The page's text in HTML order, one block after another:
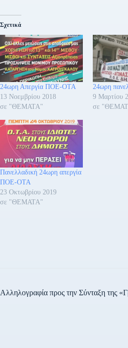
Σχετικά
24ωρη Απεργία ΠΟΕ-ΟΤΑ
13 Νοεμβρίου 2018
σε "ΘΕΜΑΤΑ"
24ωρη
9 Μαρτίου
σε
Πανελλαδική 24ωρη απεργία
ΠΟΕ-ΟΤΑ
23 Οκτωβρίου 2019
σε "ΘΕΜΑΤΑ"
Αλληλογραφία προς την Σύνταξη της